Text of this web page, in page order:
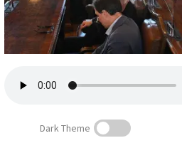
Dark Theme